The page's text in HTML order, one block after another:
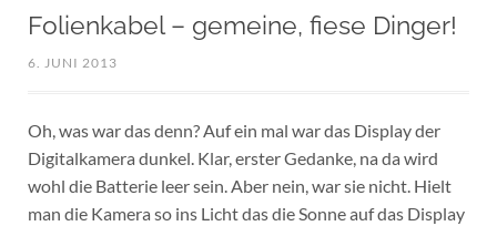
Folienkabel – gemeine, fiese Dinger!
6. JUNI 2013
Oh, was war das denn? Auf ein mal war das Display der
Digitalkamera dunkel. Klar, erster Gedanke, na da wird
wohl die Batterie leer sein. Aber nein, war sie nicht. Hielt
man die Kamera so ins Licht das die Sonne auf das Display